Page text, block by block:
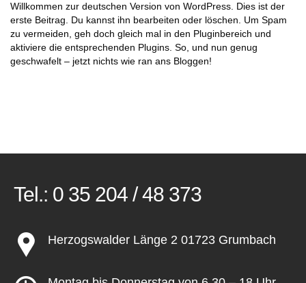
Willkommen zur deutschen Version von WordPress. Dies ist der
erste Beitrag. Du kannst ihn bearbeiten oder löschen. Um Spam
zu vermeiden, geh doch gleich mal in den Pluginbereich und
aktiviere die entsprechenden Plugins. So, und nun genug
geschwafelt – jetzt nichts wie ran ans Bloggen!
Tel.: 0 35 204 / 48 373
Herzogswalder Länge 2 01723 Grumbach